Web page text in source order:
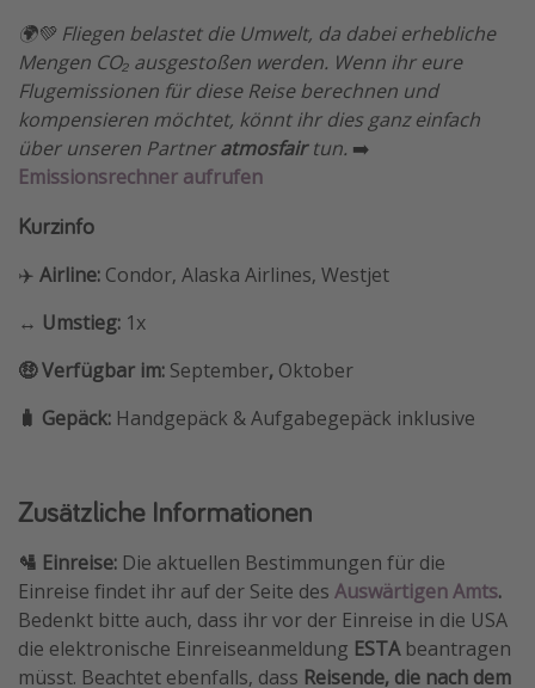
🌍💚 Fliegen belastet die Umwelt, da dabei erhebliche
Mengen CO₂ ausgestoßen werden. Wenn ihr eure
Flugemissionen für diese Reise berechnen und
kompensieren möchtet, könnt ihr dies ganz einfach
über unseren Partneratmosfairtun. ➡️
Emissionsrechner aufrufen
Kurzinfo
✈️ Airline: Condor, Alaska Airlines, Westjet
↔️ Umstieg: 1x
🤑 Verfügbar im: September, Oktober
🧳 Gepäck: Handgepäck & Aufgabegepäck inklusive
Zusätzliche Informationen
🛂 Einreise: Die aktuellen Bestimmungen für die
Einreise findet ihr auf der Seite des Auswärtigen Amts.
Bedenkt bitte auch, dass ihr vor der Einreise in die USA
die elektronische Einreiseanmeldung ESTAbeantragen
müsst. Beachtet ebenfalls, dass Reisende, die nach dem